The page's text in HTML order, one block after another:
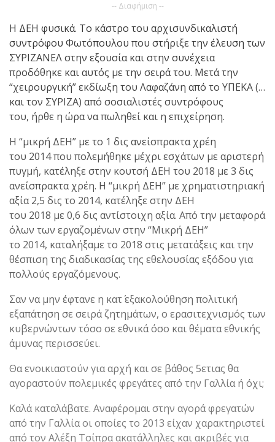
-- Διαφήμιση --
Η ΔΕΗ φυσικά. Το κάστρο του αρχισυνδικαλιστή
συντρόφου Φωτόπουλου που στήριξε την έλευση των
ΣΥΡΙΖΑΝΕΛ στην εξουσία και στην συνέχεια
προδόθηκε και αυτός με την σειρά του. Μετά την
“χειρουργική” εκδίωξη του Λαφαζάνη από το ΥΠΕΚΑ (…
και τον ΣΥΡΙΖΑ) από σοσιαλιστές συντρόφους
του, ήρθε η ώρα να πωληθεί και η επιχείρηση.
Η “μικρή ΔΕΗ” με το 1 δις ανείσπρακτα χρέη
του 2014 που πολεμήθηκε μέχρι εσχάτων με αριστερή
πυγμή, κατέληξε στην κουτσή ΔΕΗ του 2018 με 3 δις
ανείσπρακτα χρέη. Η “μικρή ΔΕΗ” με χρηματιστηριακή
αξία 2,5 δις το 2014, κατέληξε στην ΔΕΗ
του 2018 με 0,6 δις αντίστοιχη αξία. Από την μεταφορά
όλων των εργαζομένων στην “Μικρή ΔΕΗ”
το 2014, καταλήξαμε το 2018 στις μετατάξεις και την
θέσπιση της διαδικασίας της εθελουσίας εξόδου για
πολλούς εργαζόμενους.
Σαν να μην έφτανε η κατ΄ εξακολούθηση πολιτική
εξαπάτηση σε σειρά ζητημάτων, ο ερασιτεχνισμός των
κυβερνώντων τόσο σε εθνικά όσο και θέματα εθνικής
άμυνας περισσεύει.
Θα ενοικιαστούν για αρχή και σε βάθος 5ετιας θα
αγοραστούν πολεμικές φρεγάτες από την Γαλλία ή όχι;
Καλά καταλάβατε. Αναφέρομαι στην αγορά φρεγατών
από την Γαλλία οι οποίες το 2013 είχαν χαρακτηριστεί
από τον Αλέξη Τσίπρα ακατάλληλες και ακριβές για